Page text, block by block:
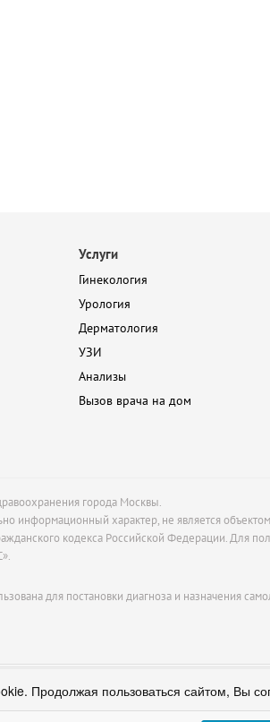
Продолжая пользоваться сайтом, Вы
Услуги
Гинекология
Урология
Дерматология
УЗИ
Анализы
Вызов врача на дом
города Москвы.
информационный характер, не является
кодекса Российской Федерации. Для
для постановки диагноза и назначения
НЕОБХОДИМО